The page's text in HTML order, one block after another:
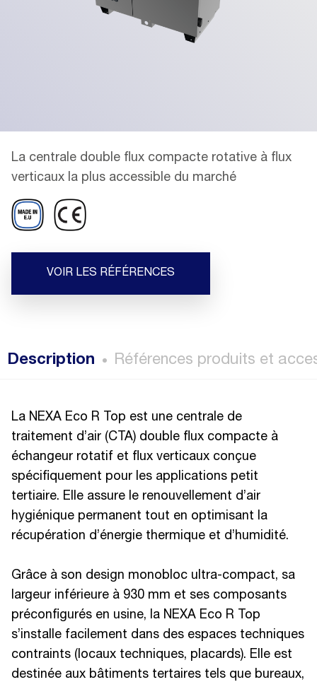
La centrale double flux compacte rotative à flux
verticaux la plus accessible du marché
VOIR LES RÉFÉRENCES
Description Références produits et
La NEXA Eco R Top est une centrale de
traitement d’air (CTA) double flux compacte à
échangeur rotatif et flux verticaux conçue
spécifiquement pour les applications petit
tertiaire. Elle assure le renouvellement d’air
hygiénique permanent tout en optimisant la
récupération d’énergie thermique et d’humidité.
Grâce à son design monobloc ultra-compact, sa
largeur inférieure à 930 mm et ses composants
préconfigurés en usine, la NEXA Eco R Top
s’installe facilement dans des espaces techniques
contraints (locaux techniques, placards). Elle est
destinée aux bâtiments tertaires tels que bureaux,